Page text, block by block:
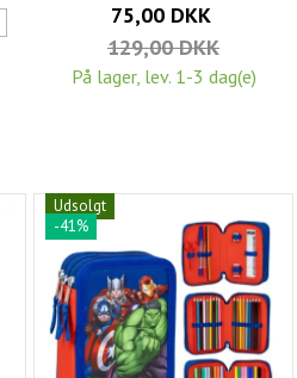
75,00 DKK
129,00 DKK
På lager, lev. 1-3 dag(e)
Udsolgt
-41%